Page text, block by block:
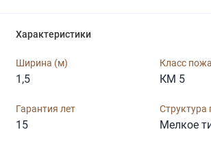
Характеристики
Ширина (м)
1,5
Класс
КМ 5
Гарантия лет
15
Структура
Мелкое